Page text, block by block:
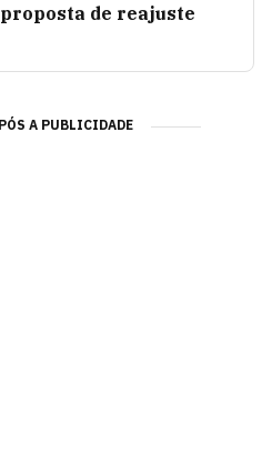
de reajuste
A PUBLICIDADE